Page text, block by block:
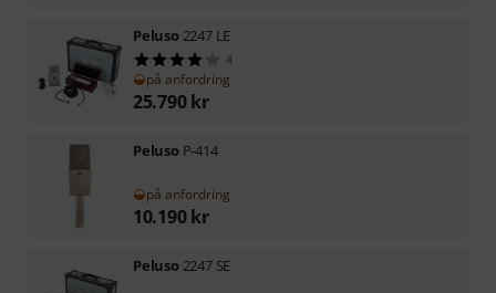
Peluso 2247 LE
4
på anfordring
25.790 kr
Peluso P-414
på anfordring
10.190 kr
Peluso 2247 SE